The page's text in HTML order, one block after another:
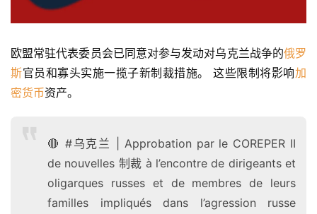
欧盟常驻代表委员会已同意对参与发动对乌克兰战争的俄罗
斯官员和寡头实施一揽子新制裁措施。 这些限制将影响加
密货币资产。
🔴 #乌克兰 | Approbation par le COREPER II
de nouvelles 制裁 à l’encontre de dirigeants et
oligarques russes et de membres de leurs
familles impliqués dans l’agression russe